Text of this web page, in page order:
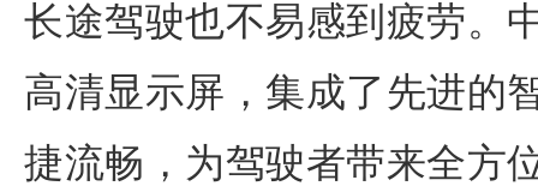
长途驾驶也不易感到疲劳。
高清显示屏，集成了先进的
捷流畅，为驾驶者带来全方